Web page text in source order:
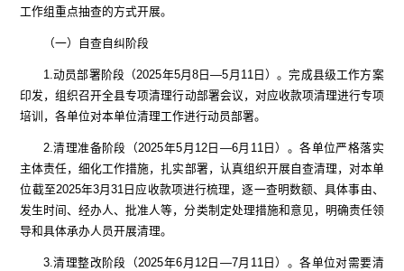
工作组重点抽查的方式开展。
（一）自查自纠阶段
1.动员部署阶段 （2025年5月8 日—5月 11日）。完成县级工作方案
印发 ，组织召开全县专项清理行动部署会议 ，对应收款项清理进行专项
培训，各单位对本单位清理工作进行动员部署。
2.清理准备阶段（2025年5月 12日 —6月 11日）。各单位严格落实
主体责任，细化工作措施，扎实部署，认真组织开展自查清理，对本单
位截至2025年3月31 日应收款项进行梳理，逐一查明数额、具体事由、
发生时间、经办人、批准人等，分类制定处理措施和意见，明确责任领
导和具体承办人员开展清理。
3.清理整改阶段（2025年6月 12日 —7月 11日）。各单位对需要清